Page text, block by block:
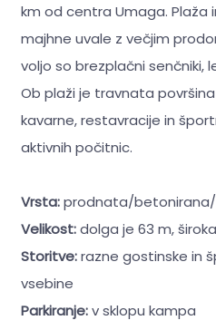
km od centra Umaga. Plaža
majhne uvale z večjim
voljo so brezplačni senčniki,
Ob plaži je travnata
kavarne, restavracije in
aktivnih počitnic.
Vrsta:prodnata/
Velikost:dolga je 63 m,
Storitve:razne gostinske in
vsebine
Parkiranje:v sklopu kampa